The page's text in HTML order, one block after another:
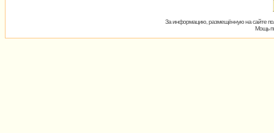
За информацию, размещённую на сайте
Мощь